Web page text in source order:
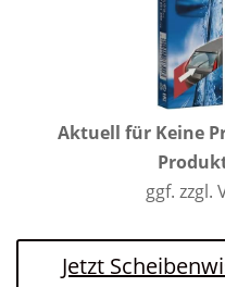
Aktuell für Keine
ggf. zzgl.
Jetzt